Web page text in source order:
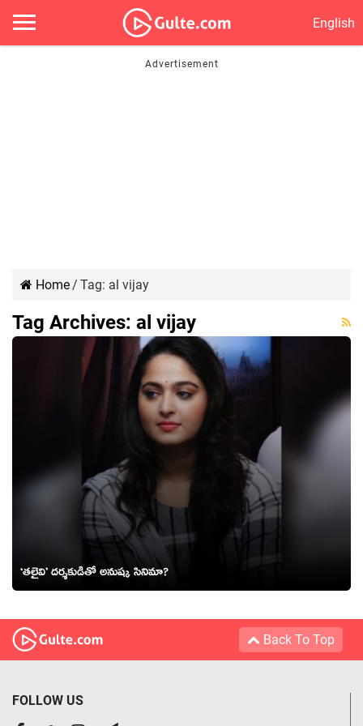
English
Home/ Tag: al vijay
Tag Archives: al vijay
‘తలైవి’ దర్శకుడితో అనుష్క సినిమా?
Back To Top
FOLLOW US